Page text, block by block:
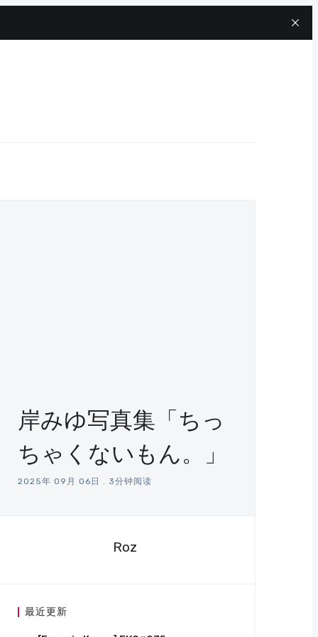
岸みゆ写真集「ちっ
ちゃくないもん。」
2025年 09月 06日 . 3分钟阅读
Roz
最近更新